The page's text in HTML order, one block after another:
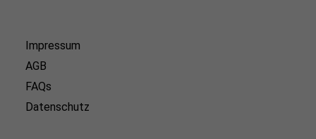
Impressum
AGB
FAQs
Datenschutz